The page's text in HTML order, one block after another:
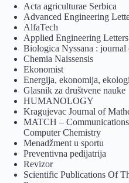
Acta agriculturae Serbica
Advanced Engineering
AlfaTech
Applied Engineering Letters
Biologica Nyssana :
Chemia Naissensis
Ekonomist
Energija, ekonomija,
Glasnik za društvene nauke
HUMANOLOGY
Kragujevac Journal of
MATCH –
Computer Chemistry
Menadžment u sportu
Preventivna pedijatrija
Revizor
Scientific Publications Of